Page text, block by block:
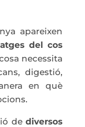
apareixen
del cos
necessita
digestió,
en què
dediversos